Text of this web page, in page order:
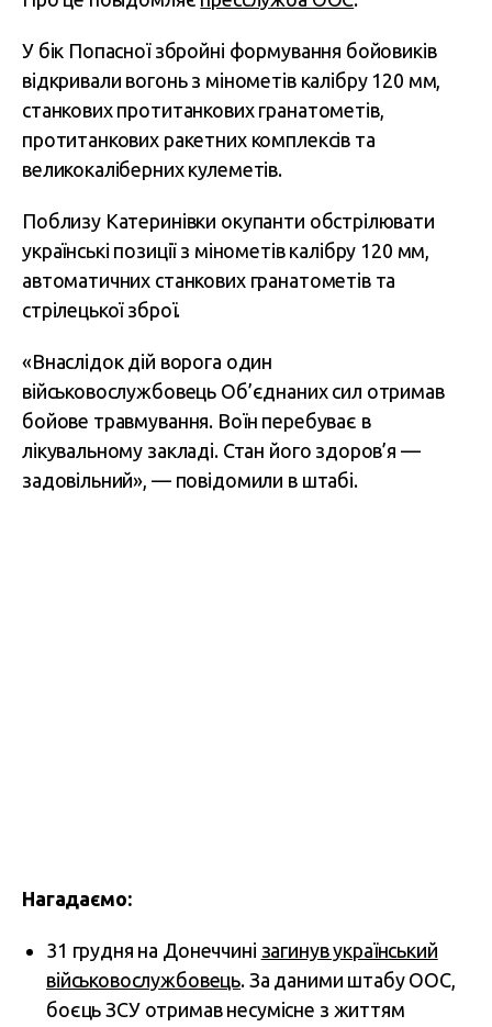
У бік Попасної збройні формування бойовиків
відкривали вогонь з мінометів калібру 120 мм,
станкових протитанкових гранатометів,
протитанкових ракетних комплексів та
великокаліберних кулеметів.
Поблизу Катеринівки окупанти обстрілювати
українські позиції з мінометів калібру 120 мм,
автоматичних станкових гранатометів та
стрілецької зброї.
«Внаслідок дій ворога один
військовослужбовець Об’єднаних сил отримав
бойове травмування. Воїн перебуває в
лікувальному закладі. Стан його здоров’я —
задовільний», — повідомили в штабі.
Нагадаємо:
31 грудня на Донеччині загинув український
військовослужбовець. За даними штабу ООС,
боєць ЗСУ отримав несумісне з життям